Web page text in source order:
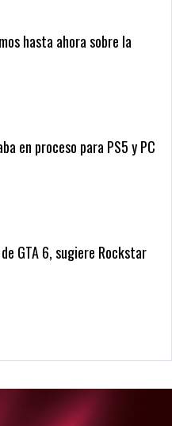
hasta ahora sobre la
en proceso para PS5 y PC
GTA 6, sugiere Rockstar
de Resident Evil 9